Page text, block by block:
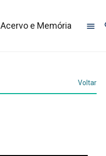
Acervo e Memória
Voltar